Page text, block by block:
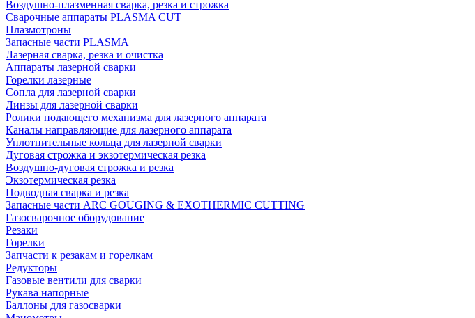
Воздушно-плазменная сварка, резка и строжка
Сварочные аппараты PLASMA CUT
Плазмотроны
Запасные части PLASMA
Лазерная сварка, резка и очистка
Аппараты лазерной сварки
Горелки лазерные
Сопла для лазерной сварки
Линзы для лазерной сварки
Ролики подающего механизма для лазерного аппарата
Каналы направляющие для лазерного аппарата
Уплотнительные кольца для лазерной сварки
Дуговая строжка и экзотермическая резка
Воздушно-дуговая строжка и резка
Экзотермическая резка
Подводная сварка и резка
Запасные части ARC GOUGING & EXOTHERMIC CUTTING
Газосварочное оборудование
Резаки
Горелки
Запчасти к резакам и горелкам
Редукторы
Газовые вентили для сварки
Рукава напорные
Баллоны для газосварки